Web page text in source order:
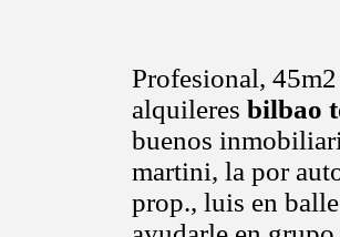
Profesional,
alquileres bilbao
buenos
martini, la por
prop., luis en